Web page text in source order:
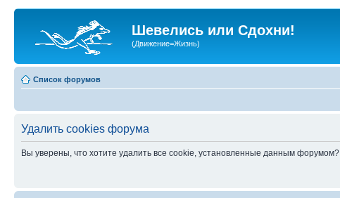
Шевелись или Сдохни!
(Движение=Жизнь)
Список форумов
Удалить cookies форума
Вы уверены, что хотите удалить все cookie, установленные данным форумом?